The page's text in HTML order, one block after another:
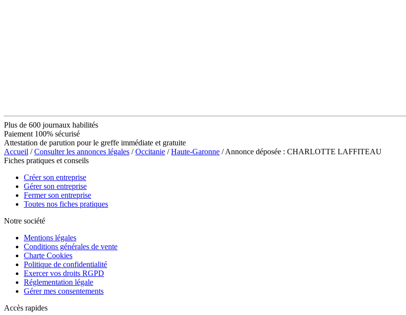
Plus de 600 journaux habilités
Paiement 100% sécurisé
Attestation de parution pour le greffe immédiate et gratuite
Accueil /Consulter les annonces légales /Occitanie /Haute-Garonne / Annonce déposée : CHARLOTTE LAFFITEAU
Fiches pratiques et conseils
Créer son entreprise
Gérer son entreprise
Fermer son entreprise
Toutes nos fiches pratiques
Notre société
Mentions légales
Conditions générales de vente
Charte Cookies
Politique de confidentialité
Exercer vos droits RGPD
Réglementation légale
Gérer mes consentements
Accès rapides